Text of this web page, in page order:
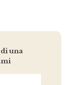
una